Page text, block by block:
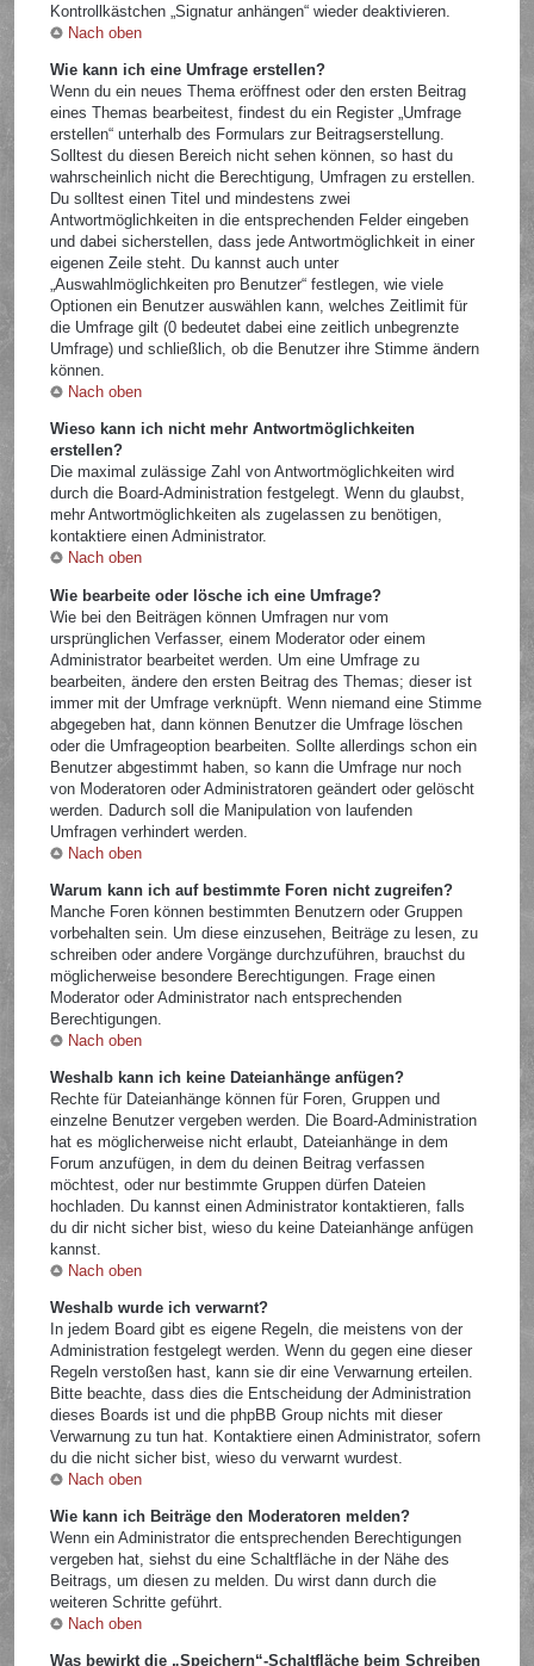
Kontrollkästchen „Signatur anhängen“ wieder deaktivieren.
Nach oben
Wie kann ich eine Umfrage erstellen?
Wenn du ein neues Thema eröffnest oder den ersten Beitrag
eines Themas bearbeitest, findest du ein Register „Umfrage
erstellen“ unterhalb des Formulars zur Beitragserstellung.
Solltest du diesen Bereich nicht sehen können, so hast du
wahrscheinlich nicht die Berechtigung, Umfragen zu erstellen.
Du solltest einen Titel und mindestens zwei
Antwortmöglichkeiten in die entsprechenden Felder eingeben
und dabei sicherstellen, dass jede Antwortmöglichkeit in einer
eigenen Zeile steht. Du kannst auch unter
„Auswahlmöglichkeiten pro Benutzer“ festlegen, wie viele
Optionen ein Benutzer auswählen kann, welches Zeitlimit für
die Umfrage gilt (0 bedeutet dabei eine zeitlich unbegrenzte
Umfrage) und schließlich, ob die Benutzer ihre Stimme ändern
können.
Nach oben
Wieso kann ich nicht mehr Antwortmöglichkeiten
erstellen?
Die maximal zulässige Zahl von Antwortmöglichkeiten wird
durch die Board-Administration festgelegt. Wenn du glaubst,
mehr Antwortmöglichkeiten als zugelassen zu benötigen,
kontaktiere einen Administrator.
Nach oben
Wie bearbeite oder lösche ich eine Umfrage?
Wie bei den Beiträgen können Umfragen nur vom
ursprünglichen Verfasser, einem Moderator oder einem
Administrator bearbeitet werden. Um eine Umfrage zu
bearbeiten, ändere den ersten Beitrag des Themas; dieser ist
immer mit der Umfrage verknüpft. Wenn niemand eine Stimme
abgegeben hat, dann können Benutzer die Umfrage löschen
oder die Umfrageoption bearbeiten. Sollte allerdings schon ein
Benutzer abgestimmt haben, so kann die Umfrage nur noch
von Moderatoren oder Administratoren geändert oder gelöscht
werden. Dadurch soll die Manipulation von laufenden
Umfragen verhindert werden.
Nach oben
Warum kann ich auf bestimmte Foren nicht zugreifen?
Manche Foren können bestimmten Benutzern oder Gruppen
vorbehalten sein. Um diese einzusehen, Beiträge zu lesen, zu
schreiben oder andere Vorgänge durchzuführen, brauchst du
möglicherweise besondere Berechtigungen. Frage einen
Moderator oder Administrator nach entsprechenden
Berechtigungen.
Nach oben
Weshalb kann ich keine Dateianhänge anfügen?
Rechte für Dateianhänge können für Foren, Gruppen und
einzelne Benutzer vergeben werden. Die Board-Administration
hat es möglicherweise nicht erlaubt, Dateianhänge in dem
Forum anzufügen, in dem du deinen Beitrag verfassen
möchtest, oder nur bestimmte Gruppen dürfen Dateien
hochladen. Du kannst einen Administrator kontaktieren, falls
du dir nicht sicher bist, wieso du keine Dateianhänge anfügen
kannst.
Nach oben
Weshalb wurde ich verwarnt?
In jedem Board gibt es eigene Regeln, die meistens von der
Administration festgelegt werden. Wenn du gegen eine dieser
Regeln verstoßen hast, kann sie dir eine Verwarnung erteilen.
Bitte beachte, dass dies die Entscheidung der Administration
dieses Boards ist und die phpBB Group nichts mit dieser
Verwarnung zu tun hat. Kontaktiere einen Administrator, sofern
du die nicht sicher bist, wieso du verwarnt wurdest.
Nach oben
Wie kann ich Beiträge den Moderatoren melden?
Wenn ein Administrator die entsprechenden Berechtigungen
vergeben hat, siehst du eine Schaltfläche in der Nähe des
Beitrags, um diesen zu melden. Du wirst dann durch die
weiteren Schritte geführt.
Nach oben
Was bewirkt die „Speichern“-Schaltfläche beim Schreiben